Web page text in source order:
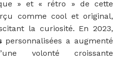
» et « rétro » de cette
comme cool et original,
la curiosité. En 2023,
personnalisées a augmenté
volonté croissante